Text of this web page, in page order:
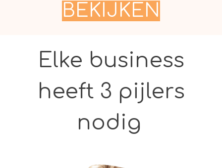
BEKIJKEN
Elke business
heeft 3 pijlers
nodig